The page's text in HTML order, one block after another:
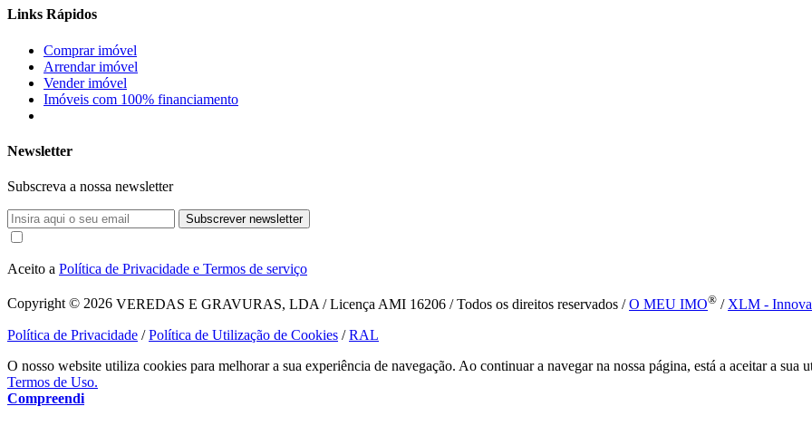
Links Rápidos
Comprar imóvel
Arrendar imóvel
Vender imóvel
Imóveis com 100% financiamento
Newsletter
Subscreva a nossa newsletter
Subscrever newsletter
Aceito a Política de Privacidade e Termos de serviço
Copyright © 2026 VEREDAS E GRAVURAS, LDA / Licença AMI 16206 / Todos os direitos reservados /O MEU IMO® / XLM -
Política de Privacidade /Política de Utilização de Cookies /RAL
O nosso website utiliza cookies para melhorar a sua experiência de navegação. Ao continuar a navegar na nossa página, está a aceitar a sua
Termos de Uso.
Compreendi